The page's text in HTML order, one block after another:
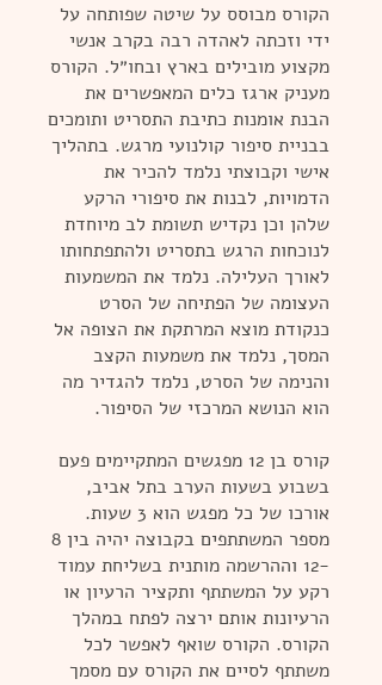
‏הקורס מבוסס על שיטה שפותחה על
ידי וזכתה לאהדה רבה בקרב אנשי
מקצוע מובילים בארץ ובחו״ל. ‏הקורס
מעניק ארגז כלים ‏‏המאפשרים את
הבנת אומנות כתיבת התסריט ‏ותומכים
‏בבניית סיפור קולנועי מרגש. ‏בתהליך
אישי וקבוצתי נלמד להכיר את
הדמויות, לבנות את סיפורי הרקע
שלהן וכן נקדיש תשומת לב מיוחדת
לנוכחות הרגש בתסריט ולהתפתחותו
לאורך העלילה. ‏נלמד את המשמעות
העצומה של הפתיחה של הסרט
כנקודת מוצא ‏המרתקת את הצופה אל
המסך, נלמד את משמעות הקצב
והנימה של הסרט, נלמד להגדיר מה
הוא הנושא המרכזי של הסיפור.
קורס בן 12 מפגשים המתקיימים פעם
בשבוע בשעות הערב בתל אביב,
אורכו של כל מפגש הוא 3 שעות.
מספר המשתתפים בקבוצה יהיה בין 8
-12 וההרשמה מותנית בשליחת עמוד
רקע על המשתתף ותקציר הרעיון או
הרעיונות אותם ירצה לפתח במהלך
הקורס. הקורס שואף לאפשר לכל
משתתף לסיים את הקורס עם מסמך